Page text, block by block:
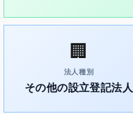
🏢
法人種別
その他の設立登記法人